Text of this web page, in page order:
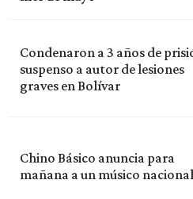
Condenaron a 3 años de
suspenso a autor de lesiones
graves en Bolívar
Chino Básico anuncia para
mañana a un músico nacional